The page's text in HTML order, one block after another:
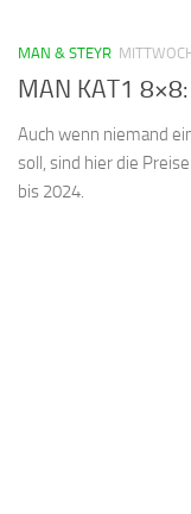
MAN & STEYR
MAN KAT1
Auch wenn niemand
soll, sind hier die
bis 2024.